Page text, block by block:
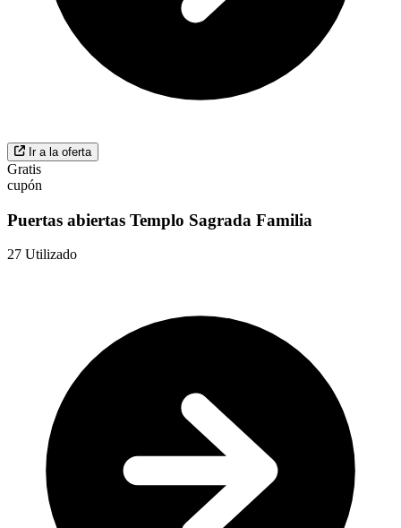
Ir a la oferta
Gratis
cupón
Puertas abiertas Templo Sagrada Familia
27 Utilizado